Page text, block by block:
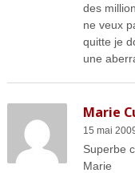
des
ne veux
quitte je
une
Marie
15 mai
Superbe
Marie